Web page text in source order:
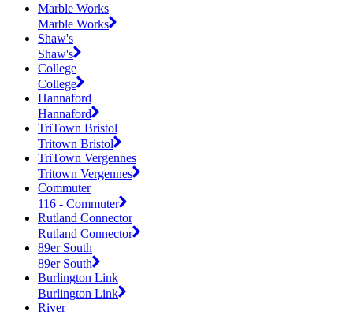
Marble Works
Marble Works
Shaw's
Shaw's
College
College
Hannaford
Hannaford
TriTown Bristol
Tritown Bristol
TriTown Vergennes
Tritown Vergennes
Commuter
116 - Commuter
Rutland Connector
Rutland Connector
89er South
89er South
Burlington Link
Burlington Link
River